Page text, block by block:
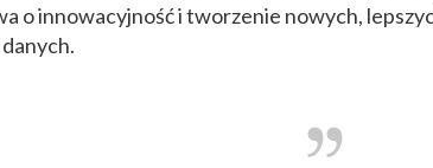
o innowacyjność i tworzenie nowych,